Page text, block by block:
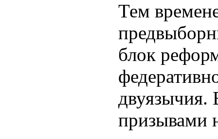
Тем
блок
двуязычия.
призывами